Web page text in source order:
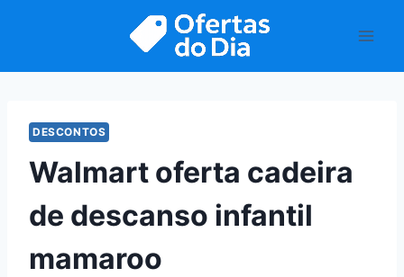
DESCONTOS
Walmart oferta cadeira
de descanso infantil
mamaroo